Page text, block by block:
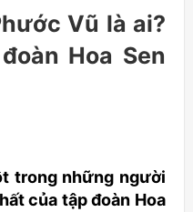
Vũ là ai?
Hoa Sen
trong những người
của tập đoàn Hoa